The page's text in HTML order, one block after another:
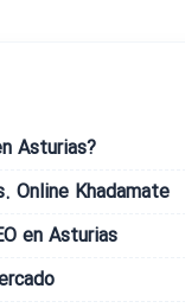
Asturias?
Online Khadamate
en Asturias